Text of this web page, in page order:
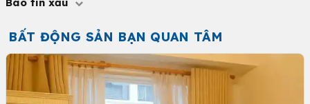
BẤT ĐỘNG SẢN BẠN QUAN TÂM